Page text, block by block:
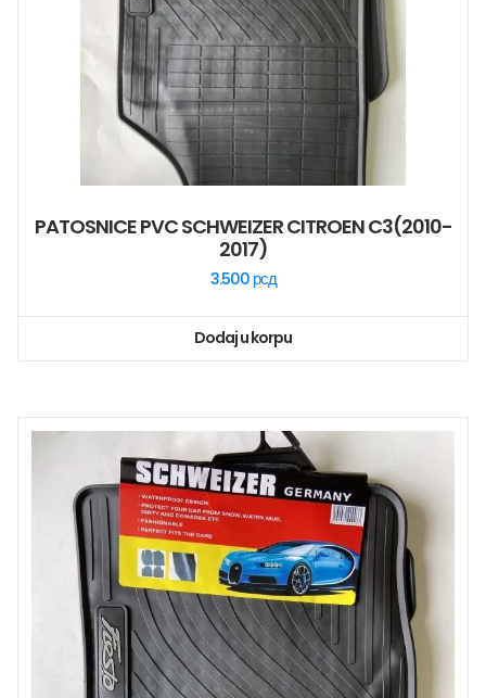
PATOSNICE PVC SCHWEIZER CITROEN C3(2010-
2017)
3.500 рсд
Dodaj u korpu